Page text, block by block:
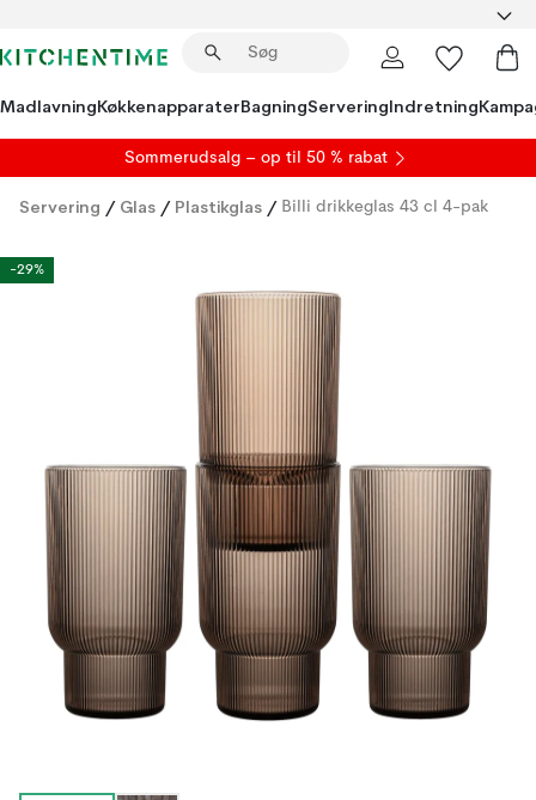
MadlavningKøkkenapparaterBagningServeringIndretning
Sommerudsalg – op til 50 % rabat
Servering / Glas / Plastikglas / Billi drikkeglas 43 cl 4-pak
-29%